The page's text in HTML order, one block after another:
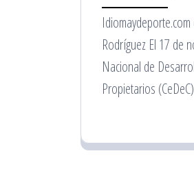
Rodríguez El 17 de
Nacional de
Propietarios